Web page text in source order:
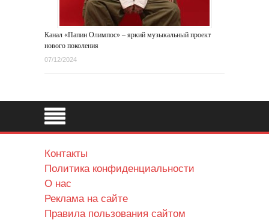
Канал «Папин Олимпос» – яркий музыкальный проект
нового поколения
07/12/2024
Контакты
Политика конфиденциальности
О нас
Реклама на сайте
Правила пользования сайтом